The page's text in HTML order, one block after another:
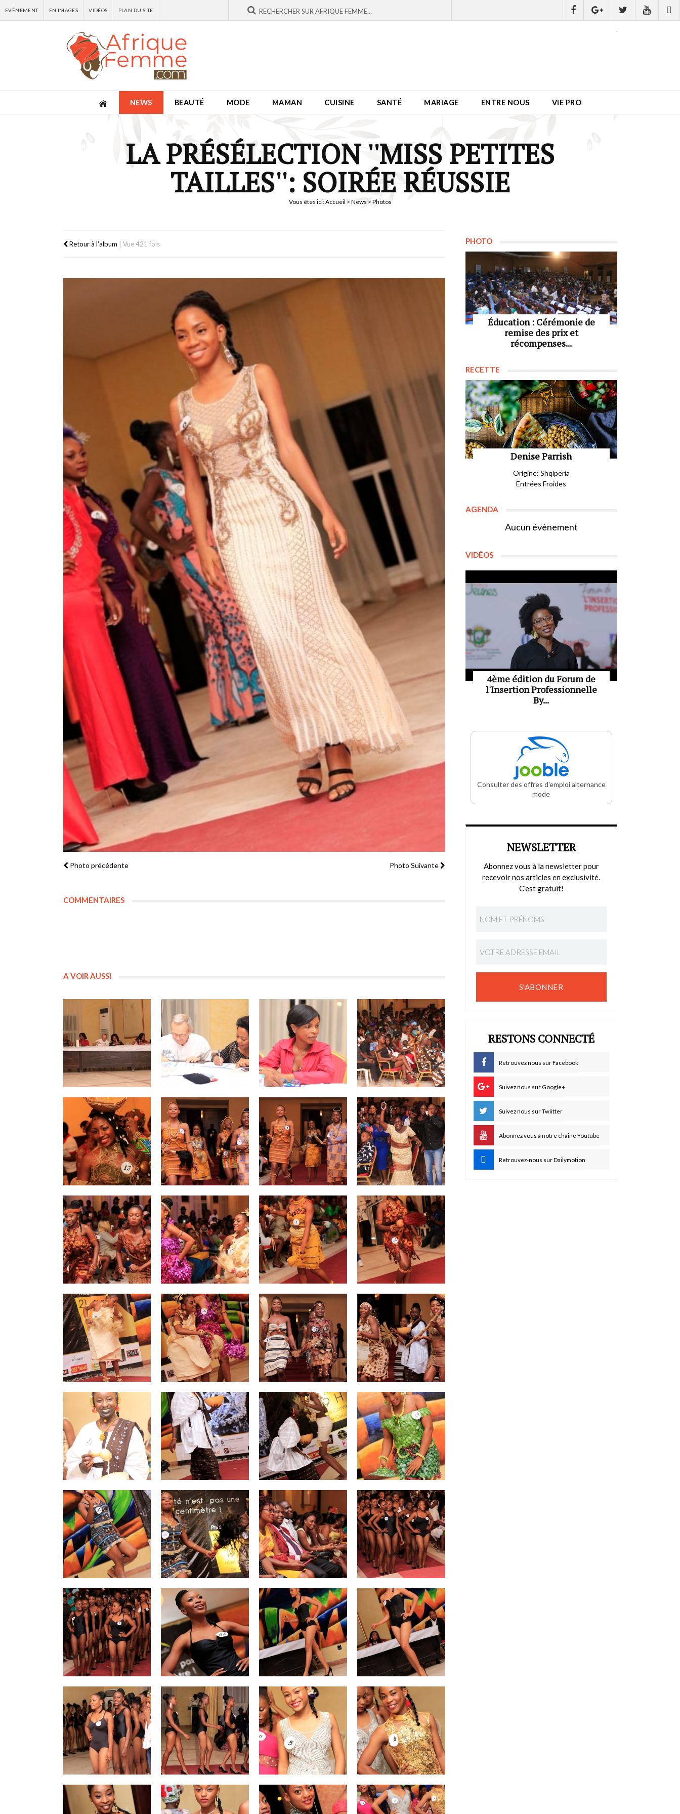
EVÈNEMENT EN IMAGES VIDÉOS PLAN DU SITE
NEWS BEAUTÉ MODE MAMAN CUISINE SANTÉ MARIAGE ENTRE NOUS VIE PRO
LA PRÉSÉLECTION ''MISS PETITES
TAILLES'': SOIRÉE RÉUSSIE
Vous êtes ici:Accueil > News > Photos
Retour à l'album Vue 421 fois
Photo précédente Photo Suivante
COMMENTAIRES
A VOIR AUSSI
PHOTO
Éducation : Cérémonie de
remise des prix et
récompenses...
RECETTE
Denise Parrish
Origine: Shqipëria
Entrées Froides
AGENDA
Aucun évènement
VIDÉOS
4ème édition du Forum de
l'Insertion Professionnelle
By...
Consulter des offres d'emploi alternance
mode
NEWSLETTER
Abonnez vous à la newsletter pour
recevoir nos articles en exclusivité.
C'est gratuit!
S'ABONNER
RESTONS CONNECTÉ
Retrouvez nous sur Facebook
Suivez nous sur Google+
Suivez nous sur Twiitter
Abonnez vous à notre chaine Youtube
Retrouvez-nous sur Dailymotion